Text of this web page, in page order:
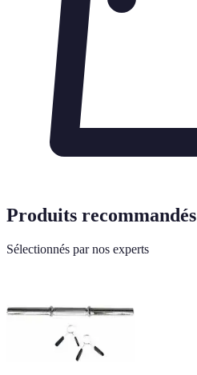
Produits recommandés
Sélectionnés par nos experts